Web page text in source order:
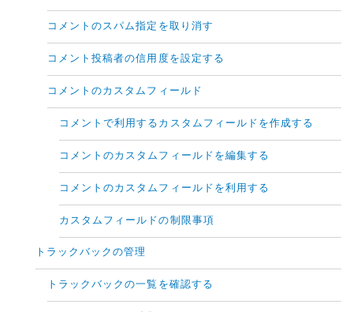
コメントのスパム指定を取り消す
コメント投稿者の信用度を設定する
コメントのカスタムフィールド
コメントで利用するカスタムフィールドを作成する
コメントのカスタムフィールドを編集する
コメントのカスタムフィールドを利用する
カスタムフィールドの制限事項
トラックバックの管理
トラックバックの一覧を確認する